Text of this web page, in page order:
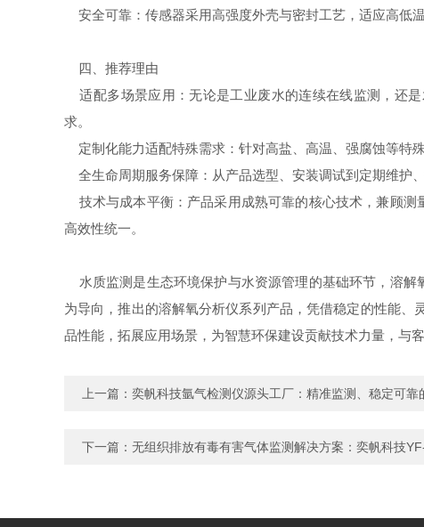
安全可靠：传感器采用高强度外壳与密封工艺，适应高低
四、推荐理由
适配多场景应用：无论是工业废水的连续在线监测，还
求。
定制化能力适配特殊需求：针对高盐、高温、强腐蚀等特
全生命周期服务保障：从产品选型、安装调试到定期维护
技术与成本平衡：产品采用成熟可靠的核心技术，兼顾测
高效性统一。
水质监测是生态环境保护与水资源管理的基础环节，溶解
为导向，推出的溶解氧分析仪系列产品，凭借稳定的性能
品性能，拓展应用场景，为智慧环保建设贡献技术力量，与
上一篇： 奕帆科技氩气检测仪源头工厂：精准监测、稳定可靠
下一篇： 无组织排放有毒有害气体监测解决方案：奕帆科技